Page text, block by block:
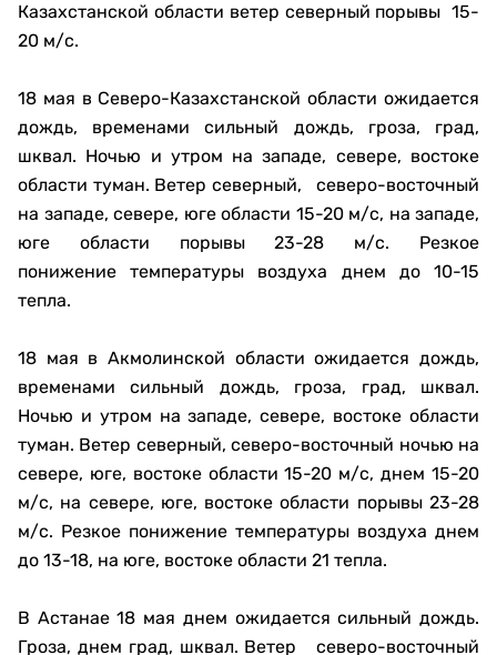
Казахстанской области ветер северный порывы 15-
20 м/с.
18 мая в Северо-Казахстанской области ожидается
дождь, временами сильный дождь, гроза, град,
шквал. Ночью и утром на западе, севере, востоке
области туман. Ветер северный, северо-восточный
на западе, севере, юге области 15-20 м/с, на западе,
юге области порывы 23-28 м/с. Резкое
понижение температуры воздуха днем до 10-15
тепла.
18 мая в Акмолинской области ожидается дождь,
временами сильный дождь, гроза, град, шквал.
Ночью и утром на западе, севере, востоке области
туман. Ветер северный, северо-восточный ночью на
севере, юге, востоке области 15-20 м/с, днем 15-20
м/с, на севере, юге, востоке области порывы 23-28
м/с. Резкое понижение температуры воздуха днем
до 13-18, на юге, востоке области 21 тепла.
В Астанае 18 мая днем ожидается сильный дождь.
Гроза, днем град, шквал. Ветер северо-восточный